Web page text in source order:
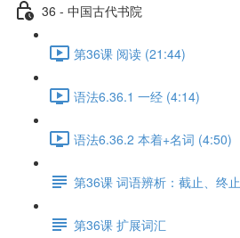
36 - 中国古代书院
第36课 阅读 (21:44)
语法6.36.1 一经 (4:14)
语法6.36.2 本着+名词 (4:50)
第36课 词语辨析：截止、终止
第36课 扩展词汇